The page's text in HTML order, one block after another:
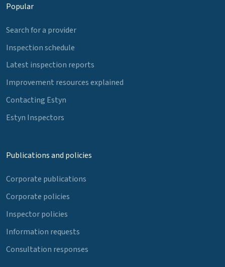
Popular
Search for a provider
Inspection schedule
Latest inspection reports
Improvement resources explained
Contacting Estyn
Estyn Inspectors
Publications and policies
Corporate publications
Corporate policies
Inspector policies
Information requests
Consultation responses